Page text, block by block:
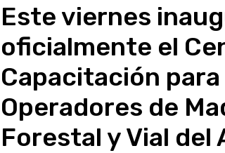
Este viernes
oficialmente el
Capacitación para
Operadores de
Forestal y Vial del